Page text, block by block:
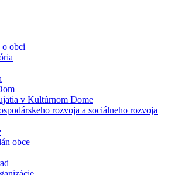
o obci
v Kultúrnom Dome
rozvoja a sociálneho rozvoja
obce